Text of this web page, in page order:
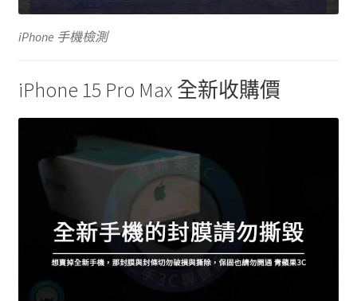
iPhone 手機檢測
iPhone 15 Pro Max 全新收購價